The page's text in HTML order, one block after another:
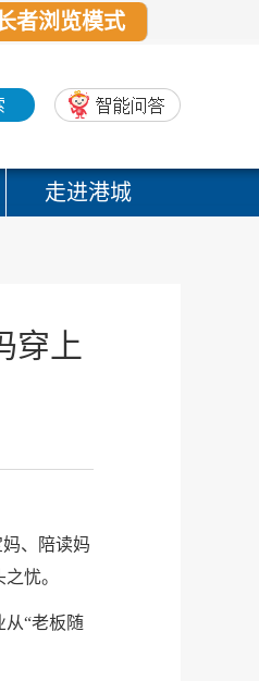
者浏览模式
走进港城
穿上
、陪读妈
忧。
从“老板随